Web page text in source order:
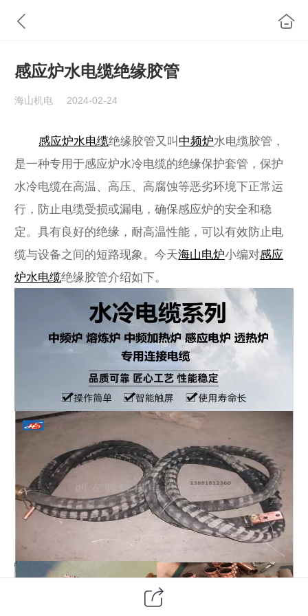
感应炉水电缆绝缘胶管
海山机电 2024-02-24
感应炉水电缆绝缘胶管又叫 中频炉水电缆胶管，
是一种专用于感应炉水冷电缆的绝缘保护套管，保护
水冷电缆在高温、高压、高腐蚀等恶劣环境下正常运
行，防止电缆受损或漏电，确保感应炉的安全和稳
定。具有良好的绝缘，耐高温性能，可以有效防止电
缆与设备之间的短路现象。今天海山电炉小编对感应
炉水电缆绝缘胶管介绍如下。